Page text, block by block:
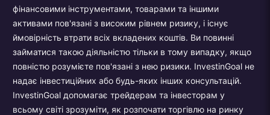
фінансовими інструментами, товарами та іншими
активами пов'язані з високим рівнем ризику, і існує
ймовірність втрати всіх вкладених коштів. Ви повинні
займатися такою діяльністю тільки в тому випадку, якщо
повністю розумієте пов'язані з нею ризики. InvestinGoal не
надає інвестиційних або будь-яких інших консультацій.
InvestinGoal допомагає трейдерам та інвесторам у
всьому світі зрозуміти, як розпочати торгівлю на ринку